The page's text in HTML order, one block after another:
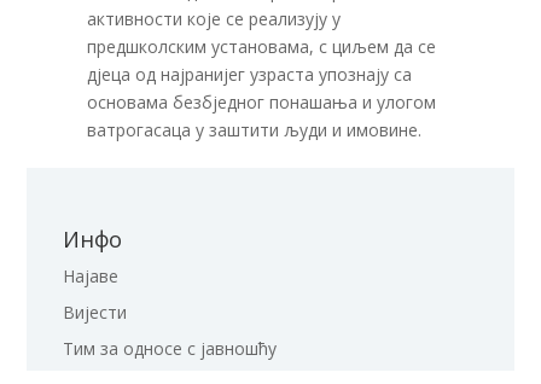
активности које се реализују у
предшколским установама, с циљем да се
дјеца од најранијег узраста упознају са
основама безбједног понашања и улогом
ватрогасаца у заштити људи и имовине.
Инфо
Најаве
Вијести
Тим за односе с јавношћу